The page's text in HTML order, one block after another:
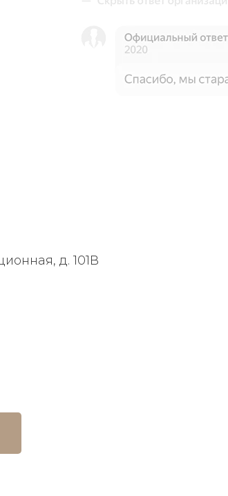
д. 101В